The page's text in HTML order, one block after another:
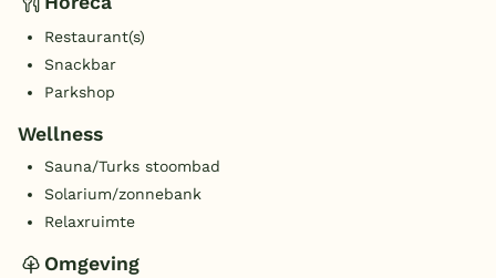
Restaurant(s)
Snackbar
Parkshop
Wellness
Sauna/Turks stoombad
Solarium/zonnebank
Relaxruimte
Omgeving